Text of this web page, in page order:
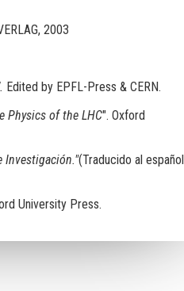
2003
Edited by EPFL-Press & CERN.
Physics of the LHC". Oxford
Investigación."(Traducido al español
University Press.